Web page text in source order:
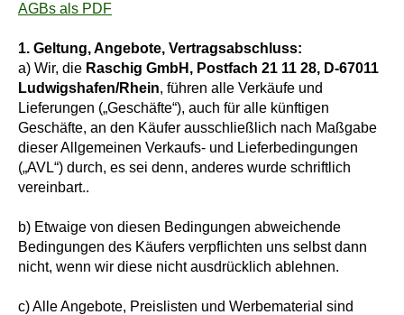
AGBs als PDF
1. Geltung, Angebote, Vertragsabschluss:
a) Wir, die Raschig GmbH, Postfach 21 11 28, D-67011
Ludwigshafen/Rhein, führen alle Verkäufe und
Lieferungen („Geschäfte“), auch für alle künftigen
Geschäfte, an den Käufer ausschließlich nach Maßgabe
dieser Allgemeinen Verkaufs- und Lieferbedingungen
(„AVL“) durch, es sei denn, anderes wurde schriftlich
vereinbart..
b) Etwaige von diesen Bedingungen abweichende
Bedingungen des Käufers verpflichten uns selbst dann
nicht, wenn wir diese nicht ausdrücklich ablehnen.
c) Alle Angebote, Preislisten und Werbematerial sind